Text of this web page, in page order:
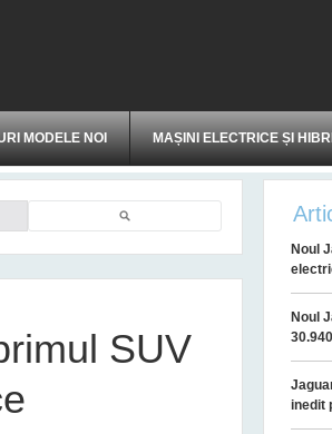
MODELE NOI MAȘINI ELECTRICE ȘI
SUV
Noul
Noul
inedit